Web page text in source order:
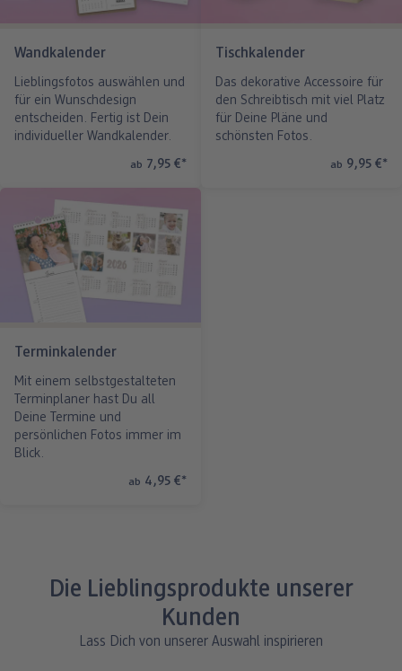
Wandkalender
Lieblingsfotos auswählen und
für ein Wunschdesign
entscheiden. Fertig ist Dein
individueller Wandkalender.
ab 7,95 €*
Tischkalender
Das dekorative Accessoire für
den Schreibtisch mit viel Platz
für Deine Pläne und
schönsten Fotos.
ab 9,95 €*
Terminkalender
Mit einem selbstgestalteten
Terminplaner hast Du all
Deine Termine und
persönlichen Fotos immer im
Blick.
ab 4,95 €*
Die Lieblingsprodukte unserer
Kunden
Lass Dich von unserer Auswahl inspirieren